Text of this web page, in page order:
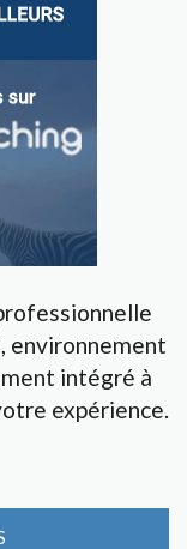
environnement
intégré à
expérience.